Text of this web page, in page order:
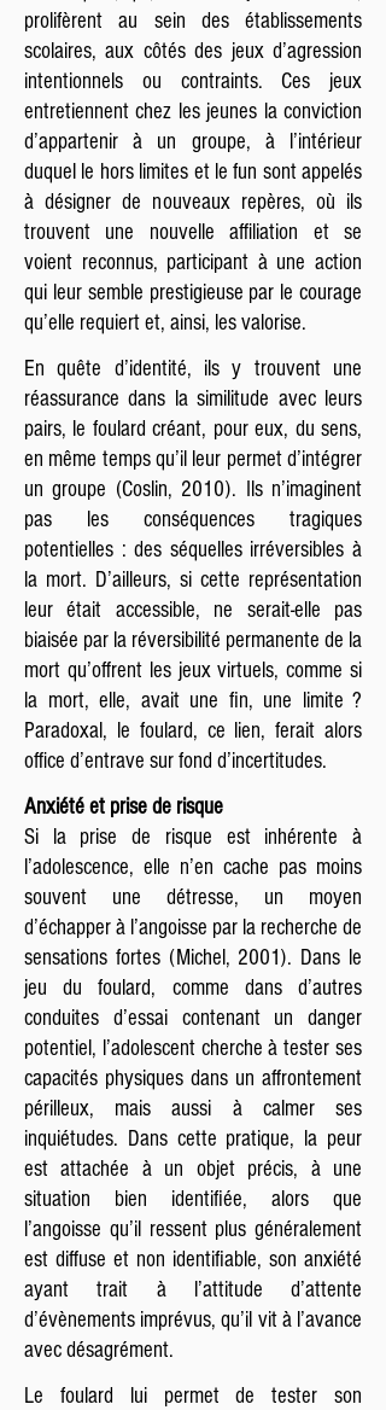
prolifèrent au sein des établissements
scolaires, aux côtés des jeux d’agression
intentionnels ou contraints. Ces jeux
entretiennent chez les jeunes la conviction
d’appartenir à un groupe, à l’intérieur
duquel le hors limites et le fun sont appelés
à désigner de nouveaux repères, où ils
trouvent une nouvelle affiliation et se
voient reconnus, participant à une action
qui leur semble prestigieuse par le courage
qu’elle requiert et, ainsi, les valorise.
En quête d’identité, ils y trouvent une
réassurance dans la similitude avec leurs
pairs, le foulard créant, pour eux, du sens,
en même temps qu’il leur permet d’intégrer
un groupe (Coslin, 2010). Ils n’imaginent
pas les conséquences tragiques
potentielles : des séquelles irréversibles à
la mort. D’ailleurs, si cette représentation
leur était accessible, ne serait-elle pas
biaisée par la réversibilité permanente de la
mort qu’offrent les jeux virtuels, comme si
la mort, elle, avait une fin, une limite ?
Paradoxal, le foulard, ce lien, ferait alors
office d’entrave sur fond d’incertitudes.
Anxiété et prise de risque
Si la prise de risque est inhérente à
l’adolescence, elle n’en cache pas moins
souvent une détresse, un moyen
d’échapper à l’angoisse par la recherche de
sensations fortes (Michel, 2001). Dans le
jeu du foulard, comme dans d’autres
conduites d’essai contenant un danger
potentiel, l’adolescent cherche à tester ses
capacités physiques dans un affrontement
périlleux, mais aussi à calmer ses
inquiétudes. Dans cette pratique, la peur
est attachée à un objet précis, à une
situation bien identifiée, alors que
l’angoisse qu’il ressent plus généralement
est diffuse et non identifiable, son anxiété
ayant trait à l’attitude d’attente
d’évènements imprévus, qu’il vit à l’avance
avec désagrément.
Le foulard lui permet de tester son